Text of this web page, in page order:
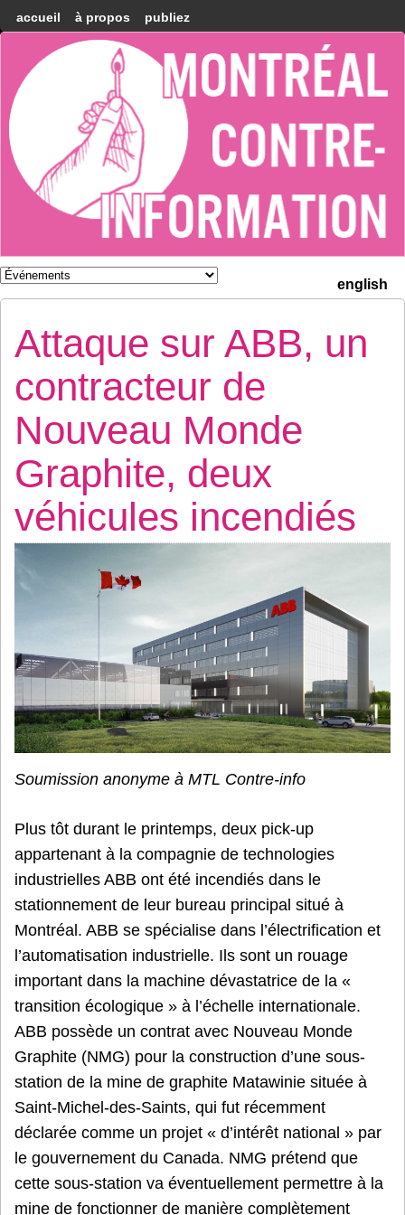
accueil à propos publiez
Montréal
Counter-
information
english
Attaque sur ABB, un
contracteur de
Nouveau Monde
Graphite, deux
véhicules incendiés
Soumission anonyme à MTL Contre-info
Plus tôt durant le printemps, deux pick-up
appartenant à la compagnie de technologies
industrielles ABB ont été incendiés dans le
stationnement de leur bureau principal situé à
Montréal. ABB se spécialise dans l’électrification et
l’automatisation industrielle. Ils sont un rouage
important dans la machine dévastatrice de la «
transition écologique » à l’échelle internationale.
ABB possède un contrat avec Nouveau Monde
Graphite (NMG) pour la construction d’une sous-
station de la mine de graphite Matawinie située à
Saint-Michel-des-Saints, qui fut récemment
déclarée comme un projet « d’intérêt national » par
le gouvernement du Canada. NMG prétend que
cette sous-station va éventuellement permettre à la
mine de fonctionner de manière complètement